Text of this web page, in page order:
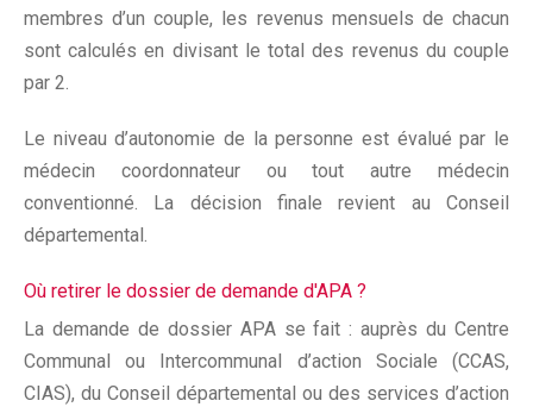
membres d’un couple, les revenus mensuels de chacun
sont calculés en divisant le total des revenus du couple
par 2.
Le niveau d’autonomie de la personne est évalué par le
médecin coordonnateur ou tout autre médecin
conventionné. La décision finale revient au Conseil
départemental.
Où retirer le dossier de demande d'APA ?
La demande de dossier APA se fait : auprès du Centre
Communal ou Intercommunal d’action Sociale (CCAS,
CIAS), du Conseil départemental ou des services d’action